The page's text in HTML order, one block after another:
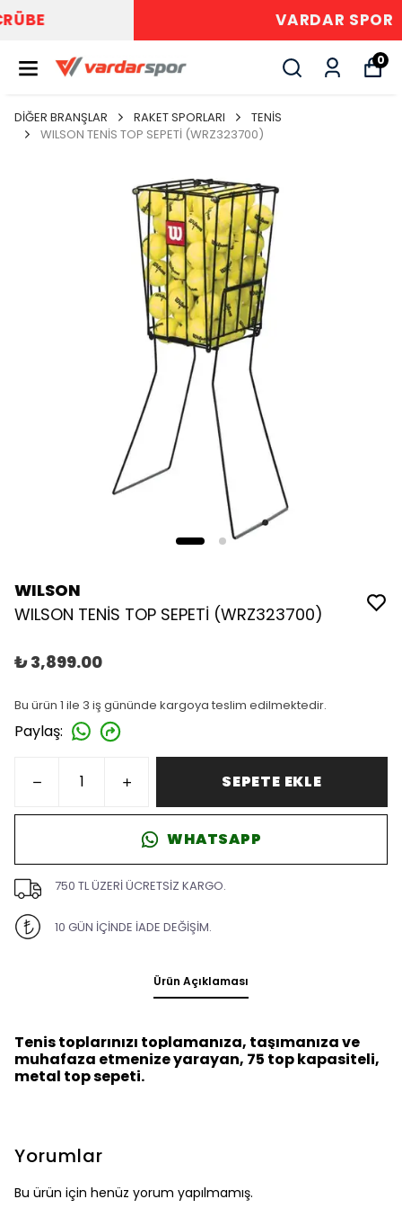
0
DİĞER BRANŞLAR RAKET SPORLARI
TENİS
WILSON TENİS TOP SEPETİ (WRZ323700)
WILSON
WILSON TENİS TOP SEPETİ (WRZ323700)
₺ 3,899.00
Bu ürün 1 ile 3 iş gününde kargoya teslim edilmektedir.
Paylaş:
SEPETE EKLE
WHATSAPP
750 TL ÜZERİ ÜCRETSİZ KARGO.
10 GÜN İÇİNDE İADE DEĞİŞİM.
Ürün Açıklaması
Tenis toplarınızı toplamanıza, taşımanıza ve
muhafaza etmenize yarayan, 75 top kapasiteli,
metal top sepeti.
Yorumlar
Bu ürün için henüz yorum yapılmamış.